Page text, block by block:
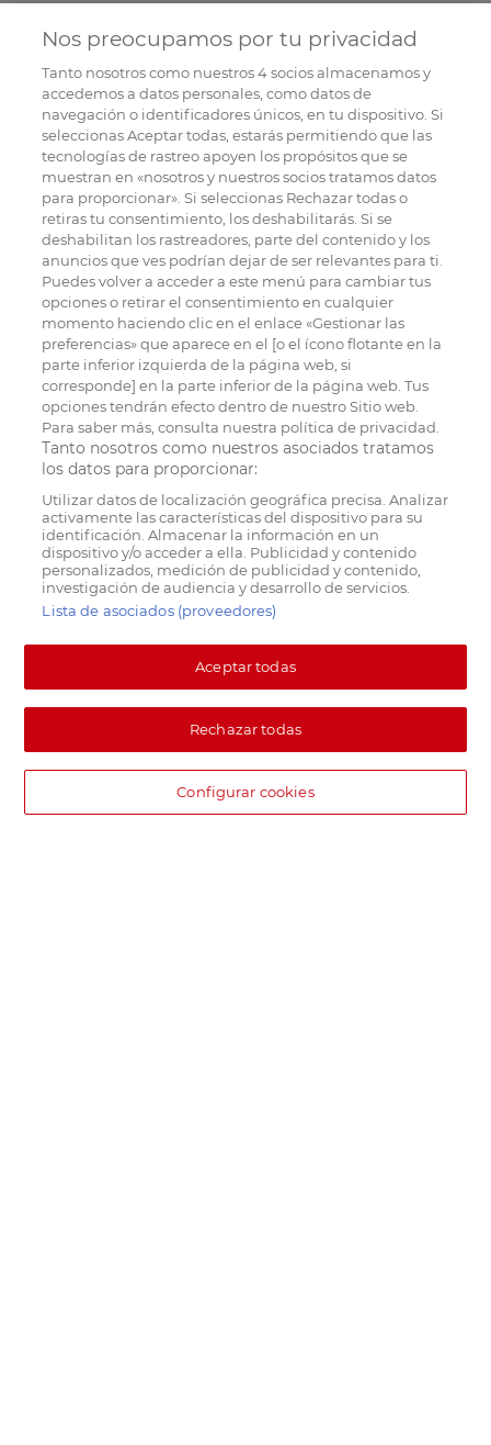
Nos preocupamos por tu privacidad
Tanto nosotros como nuestros4socios almacenamos y
accedemos a datos personales, como datos de
navegación o identificadores únicos, en tu dispositivo. Si
seleccionas Aceptar todas, estarás permitiendo que las
tecnologías de rastreo apoyen los propósitos que se
muestran en «nosotros y nuestros socios tratamos datos
para proporcionar». Si seleccionas Rechazar todas o
retiras tu consentimiento, los deshabilitarás. Si se
deshabilitan los rastreadores, parte del contenido y los
anuncios que ves podrían dejar de ser relevantes para ti.
Puedes volver a acceder a este menú para cambiar tus
opciones o retirar el consentimiento en cualquier
momento haciendo clic en el enlace «Gestionar las
preferencias» que aparece en el [o el ícono flotante en la
parte inferior izquierda de la página web, si
corresponde] en la parte inferior de la página web. Tus
opciones tendrán efecto dentro de nuestro Sitio web.
Para saber más, consulta nuestra política de privacidad.
Tanto nosotros como nuestros asociados tratamos
los datos para proporcionar:
Utilizar datos de localización geográfica precisa. Analizar
activamente las características del dispositivo para su
identificación. Almacenar la información en un
dispositivo y/o acceder a ella. Publicidad y contenido
personalizados, medición de publicidad y contenido,
investigación de audiencia y desarrollo de servicios.
Lista de asociados (proveedores)
Aceptar todas
Rechazar todas
Configurar cookies